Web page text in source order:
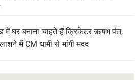
में घर बनाना चाहते हैं क्रिकेटर ऋषभ पंत,
में CM धामी से मांगी मदद